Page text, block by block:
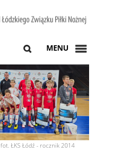
MENU
fot. ŁKS Łódź - rocznik 2014